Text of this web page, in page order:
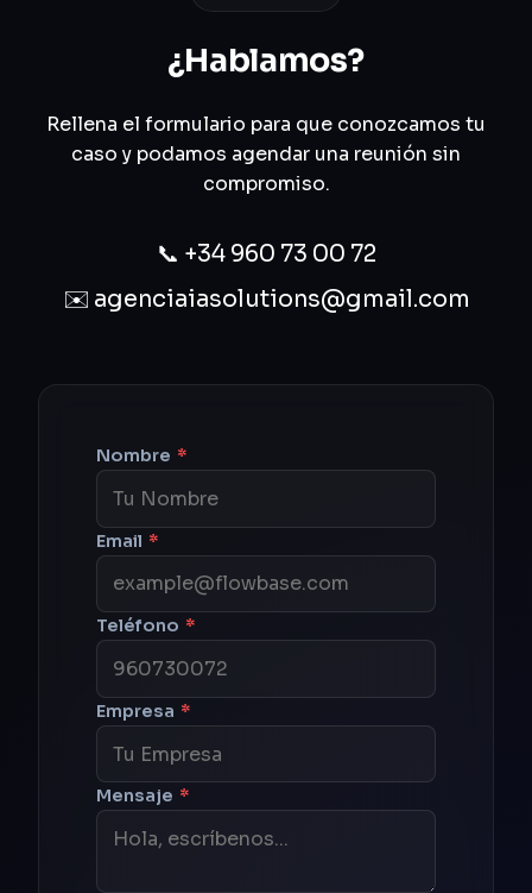
¿Hablamos?
Rellena el formulario para que conozcamos tu
caso y podamos agendar una reunión sin
compromiso.
📞 +34 960 73 00 72
✉️ agenciaiasolutions@gmail.com
Nombre *
Email *
Teléfono *
Empresa *
Mensaje *